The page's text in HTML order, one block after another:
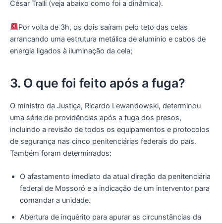
César Tralli (veja abaixo como foi a dinâmica).
Por volta de 3h, os dois saíram pelo teto das celas
arrancando uma estrutura metálica de alumínio e cabos de
energia ligados à iluminação da cela;
3. O que foi feito após a fuga?
O ministro da Justiça, Ricardo Lewandowski, determinou
uma série de providências após a fuga dos presos,
incluindo a revisão de todos os equipamentos e protocolos
de segurança nas cinco penitenciárias federais do país.
Também foram determinados:
O afastamento imediato da atual direção da penitenciária
federal de Mossoró e a indicação de um interventor para
comandar a unidade.
Abertura de inquérito para apurar as circunstâncias da